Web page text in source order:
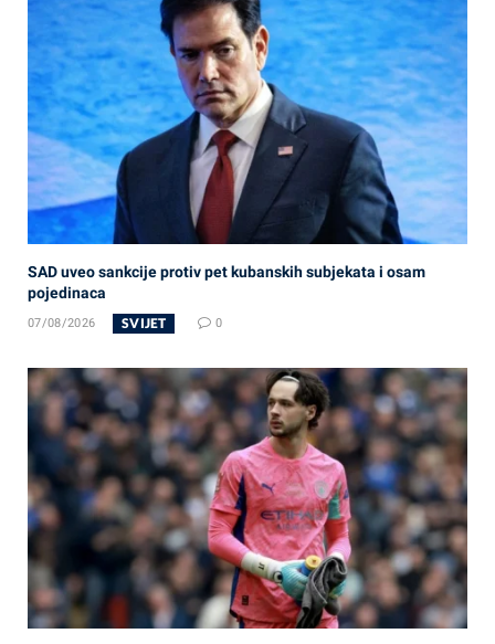
SAD uveo sankcije protiv pet kubanskih subjekata i osam
pojedinaca
07/08/2026 SVIJET 0